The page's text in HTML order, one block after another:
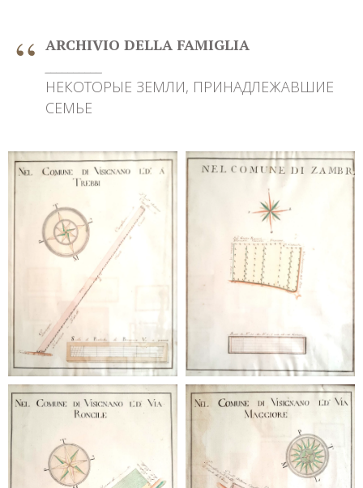
“ ARCHIVIO DELLA FAMIGLIA
НЕКОТОРЫЕ ЗЕМЛИ, ПРИНАДЛЕЖАВШИЕ
СЕМЬЕ